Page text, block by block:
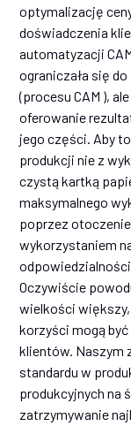
optymalizację
doświadczenia
automatyzacji
ograniczała się
(procesu CAM ),
oferowanie
jego części. Aby
produkcji nie z
czystą kartką
maksymalnego
poprzez
wykorzystaniem
Oczywiście
wielkości większy,
korzyści mogą
klientów. Naszym
standardu w
produkcyjnych na
zatrzymywanie